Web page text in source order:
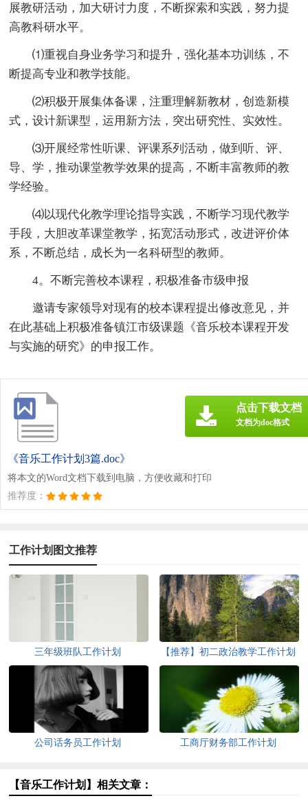
展教研活动，加大研讨力度，不断探索和实践，努力提
高教科研水平。
⑴重视自身业务学习和提升，强化基本功训练，不
断提高专业和教学技能。
⑵积极开展集体备课，注重理解新教材，创造新模
式，设计新课型，运用新方法，突出研究性、实效性。
⑶开展经常性听课、评课系列活动，做到听、评、
导、学，推动课堂教学效果的提高，不断丰富教师的教
学经验。
⑷以现代化教学理论指导实践，不断学习现代教学
手段，大胆改革课堂教学，拓宽活动形式，改进评价体
系，不断总结，成长为一名科研型的教师。
4。不断完善校本课程，积极准备市级申报
邀请专家领导对现有的校本课程提出修改意见，并
在此基础上积极准备镇江市级课题《音乐校本课程开发
与实施的研究》的申报工作。
《音乐工作计划3篇.doc》
将本文的Word文档下载到电脑，方便收藏和打印
推荐度：
点击下载文档
文档为doc格式
工作计划图文推荐
三年级班队工作计划
【推荐】初二政治教学工作计划
公司话务员工作计划 工商厅财务部工作计划
【音乐工作计划】相关文章：